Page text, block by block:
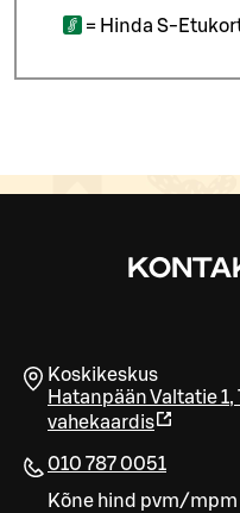
= Hinda S-
Koskikeskus
Hatanpään Valtatie 1,
vahekaardis
010 787 0051
Kõne hind pvm/mpm